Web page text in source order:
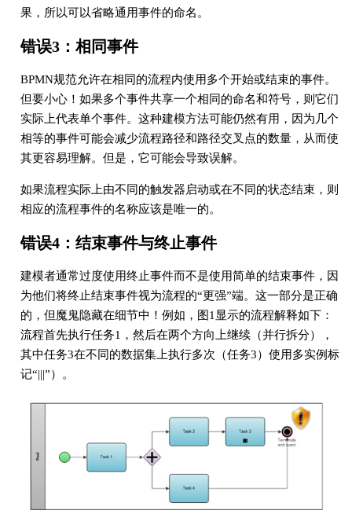
果，所以可以省略通用事件的命名。
错误3：相同事件
BPMN规范允许在相同的流程内使用多个开始或结束的事件。
但要小心！如果多个事件共享一个相同的命名和符号，则它们
实际上代表单个事件。这种建模方法可能仍然有用，因为几个
相等的事件可能会减少流程路径和路径交叉点的数量，从而使
其更容易理解。但是，它可能会导致误解。
如果流程实际上由不同的触发器启动或在不同的状态结束，则
相应的流程事件的名称应该是唯一的。
错误4：结束事件与终止事件
建模者通常过度使用终止事件而不是使用简单的结束事件，因
为他们将终止结束事件视为流程的“更强”端。这一部分是正确
的，但魔鬼隐藏在细节中！例如，图1显示的流程解释如下：
流程首先执行任务1，然后在两个方向上继续（并行拆分），
其中任务3在不同的数据集上执行多次（任务3）使用多实例标
记“|||”）。